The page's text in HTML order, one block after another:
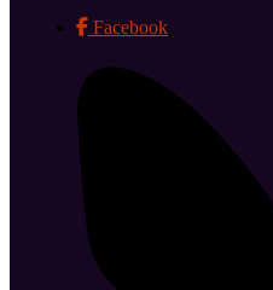
Facebook